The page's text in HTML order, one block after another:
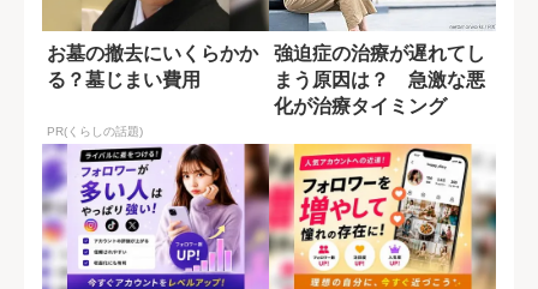
お墓の撤去にいくらかか
る？墓じまい費用
PR(くらしの話題)
強迫症の治療が遅れてし
まう原因は？ 急激な悪
化が治療タイミング